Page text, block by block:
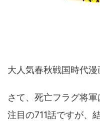
大人気春秋戦国時代漫
さて、死亡フラグ将
注目の711話ですが、